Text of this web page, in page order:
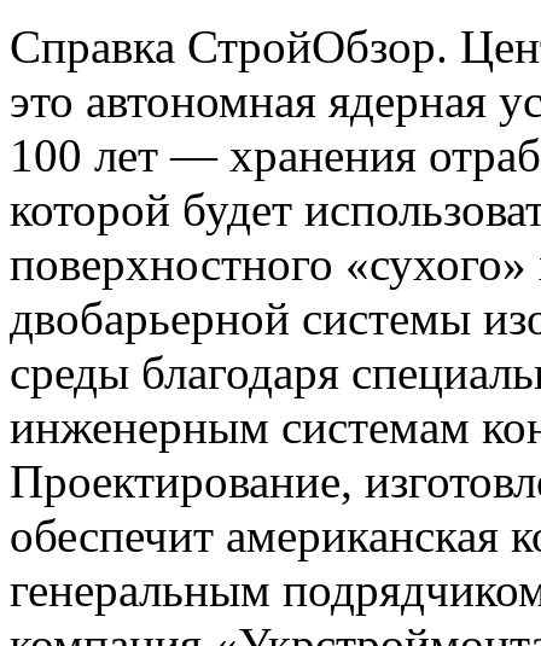
Справка СтройОбзор.
это автономная ядерная
100 лет — хранения
которой будет
поверхностного
двобарьерной системы
среды благодаря
инженерным системам
Проектирование,
обеспечит американская
генеральным